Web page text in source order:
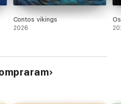
Contos vikings
2026